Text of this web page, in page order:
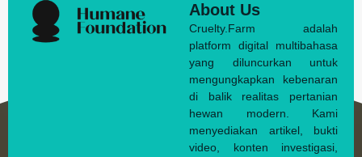
About Us
Cruelty.Farm adalah
platform digital multibahasa
yang diluncurkan untuk
mengungkapkan kebenaran
di balik realitas pertanian
hewan modern. Kami
menyediakan artikel, bukti
video, konten investigasi,